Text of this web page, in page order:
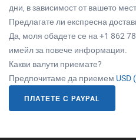
дни, в зависимост от вашето
Предлагате ли експресна
Да, моля обадете се на +1 862
имейл за повече информация.
Какви валути приемате?
Предпочитаме да приемем USD
ПЛАТЕТЕ С PAYPAL